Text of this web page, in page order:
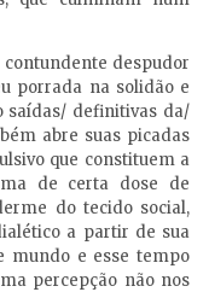
despudor
porrada na solidão e
saídas/ definitivas da/
abre suas picadas
que constituem a
de certa dose de
do tecido social,
a partir de sua
mundo e esse tempo
percepção não nos